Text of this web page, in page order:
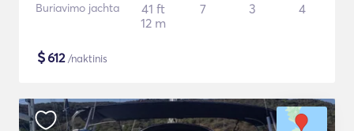
Buriavimo jachta
41 ft
12 m
7 3 4
$612/naktinis